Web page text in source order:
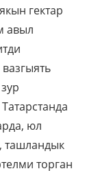
гектар
авыл
юл
ташландык
торган